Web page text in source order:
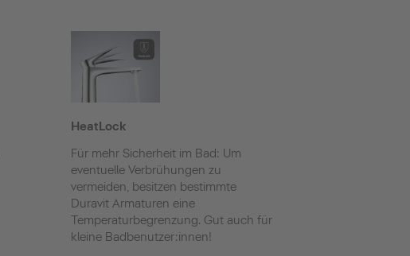
HeatLock
Für mehr Sicherheit im Bad: Um
eventuelle Verbrühungen zu
vermeiden, besitzen bestimmte
Duravit Armaturen eine
Temperaturbegrenzung. Gut auch für
kleine Badbenutzer:innen!